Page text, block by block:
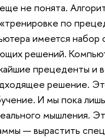
не понята.
по
имеется набор
решений.
прецеденты и
решение.
И мы пока
мышления.
— вырастить